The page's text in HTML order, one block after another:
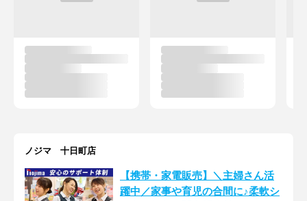
ノジマ 十日町店
【携帯・家電販売】＼主婦さん活
躍中／家事や育児の合間に♪柔軟シ